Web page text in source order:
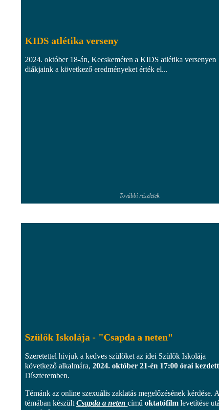
KIDS atlétika verseny
2024. október 18-án, Kecskeméten a KIDS atlétika versenyen
diákjaink a következő eredményeket érték el...
További részletek
Szülők Iskolája - "Csapda a neten"
Szeretettel hívjuk a kedves szülőket az idei Szülők Iskolája
következő alkalmára, 2024. október 21-én 17:00 órai
Díszteremben.
Témánk az online szexuális zaklatás megelőzésének kérdése. A
témában készült Csapda a neten című oktatófilm levetítése